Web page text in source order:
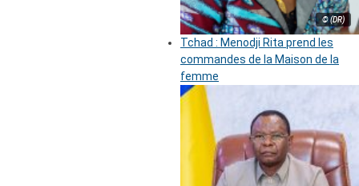
© (DR)
Tchad : Menodji Rita prend les
commandes de la Maison de la
femme